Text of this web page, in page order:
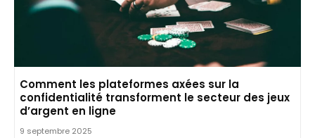
Comment les plateformes axées sur la
confidentialité transforment le secteur des jeux
d’argent en ligne
9 septembre 2025